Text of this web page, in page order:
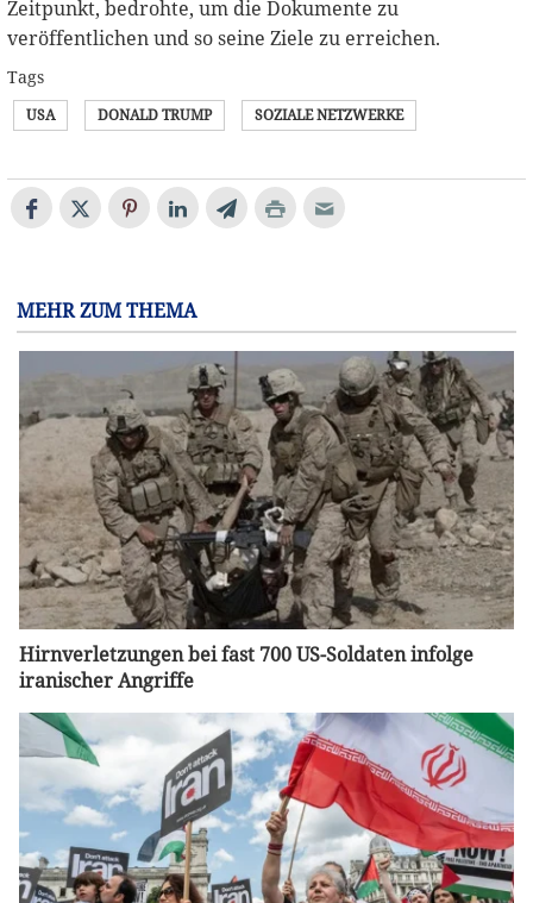
Zeitpunkt, bedrohte, um die Dokumente zu
veröffentlichen und so seine Ziele zu erreichen.
Tags
USA DONALD TRUMP SOZIALE NETZWERKE
MEHR ZUM THEMA
Hirnverletzungen bei fast 700 US-Soldaten infolge
iranischer Angriffe